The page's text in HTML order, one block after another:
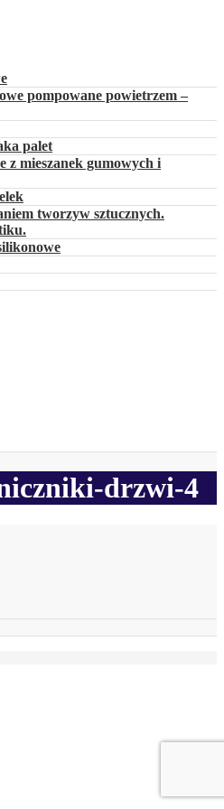
pompowane powietrzem –
palet
z mieszanek gumowych i
tworzyw sztucznych.
drzwi-4